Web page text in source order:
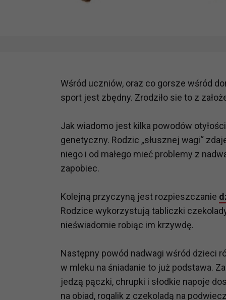
Wśród uczniów, oraz co gorsze wśród
sport jest zbędny. Zrodziło sie to z
Jak wiadomo jest kilka powodów
genetyczny. Rodzic „słusznej wagi“
niego i od małego mieć problemy z
zapobiec.
Kolejną przyczyną jest rozpieszczanie
Rodzice wykorzystują tabliczki
nieświadomie robiąc im krzywdę.
Następny powód nadwagi wśród dzieci
w mleku na śniadanie to już podstawa.
jedzą pączki, chrupki i słodkie napoje
na obiad, rogalik z czekoladą na